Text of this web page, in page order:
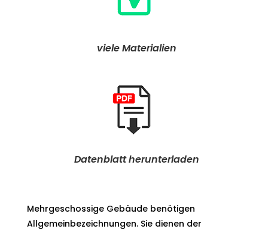
viele Materialien
Datenblatt herunterladen
Mehrgeschossige Gebäude benötigen
Allgemeinbezeichnungen. Sie dienen der